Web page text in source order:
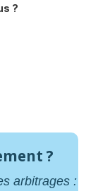
?
?
arbitrages :